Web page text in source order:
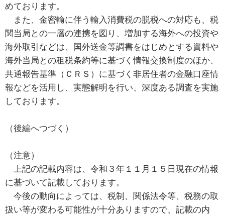
めております。
また、金密輸に伴う輸入消費税の脱税への対応も、税
関当局との一層の連携を図り、増加する海外への投資や
海外取引などは、国外送金等調書をはじめとする資料や
海外当局との租税条約等に基づく情報交換制度のほか、
共通報告基準（ＣＲＳ）に基づく非居住者の金融口座情
報などを活用し、実態解明を行い、深度ある調査を実施
しております。
（後編へつづく）
（注意）
上記の記載内容は、令和３年１１月１５日現在の情報
に基づいて記載しております。
今後の動向によっては、税制、関係法令等、税務の取
扱い等が変わる可能性が十分ありますので、記載の内